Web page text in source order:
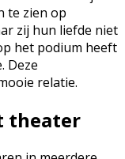
te zien op
zij hun liefde niet
het podium heeft
Deze
relatie.
theater